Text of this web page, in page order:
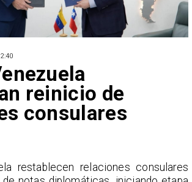
rechazan dichos
Flores sobre
Nacional de Ferias Libres (ASOF)